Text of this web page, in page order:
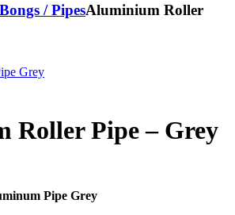
Bongs / PipesAluminium Roller
Roller Pipe – Grey
Pipe Grey